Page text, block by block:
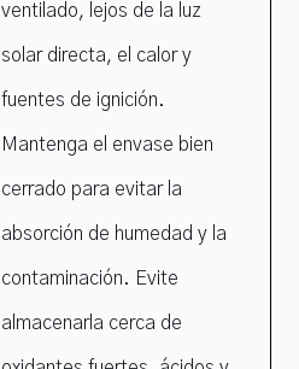
ventilado, lejos de la luz
solar directa, el calor y
fuentes de ignición.
Mantenga el envase bien
cerrado para evitar la
absorción de humedad y la
contaminación. Evite
almacenarla cerca de